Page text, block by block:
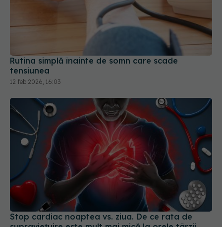
Rutina simplă înainte de somn care scade
tensiunea
12 feb 2026, 16:03
Stop cardiac noaptea vs. ziua. De ce rata de